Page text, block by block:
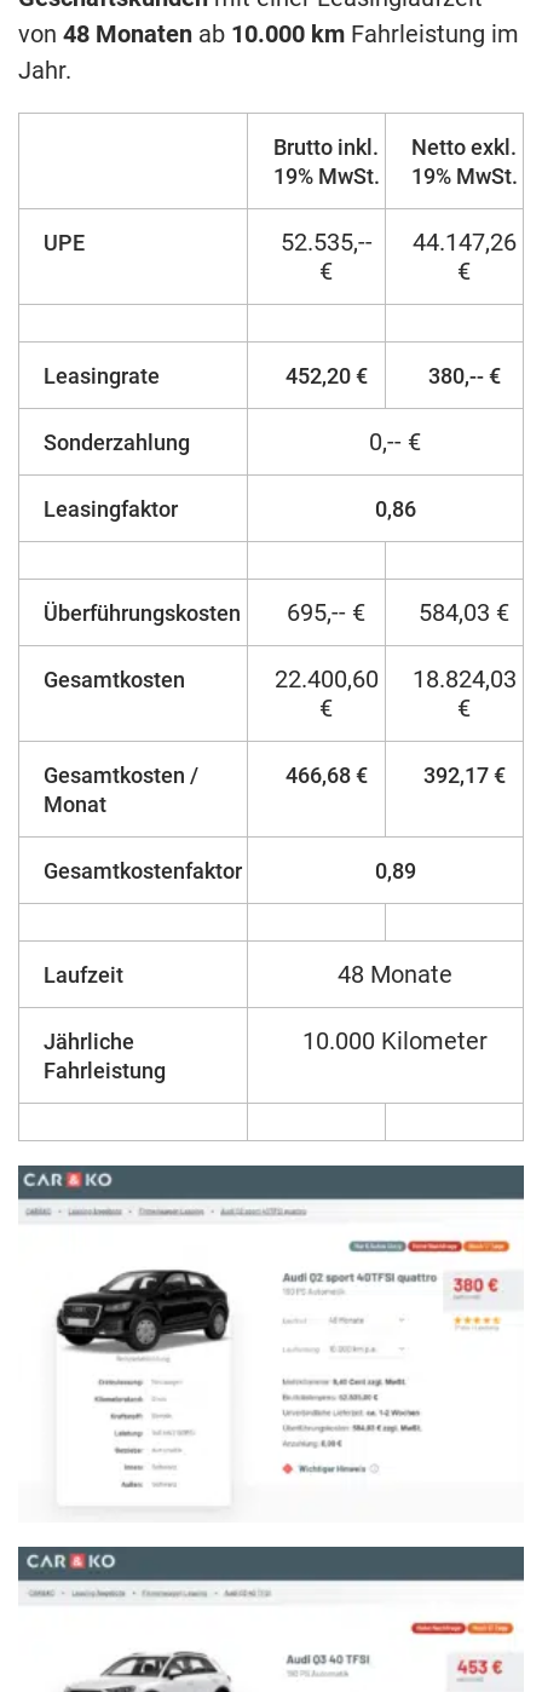
von 48 Monaten ab 10.000 km Fahrleistung im
Jahr.
Brutto inkl.
19% MwSt.
Netto exkl.
19% MwSt.
UPE
52.535,--
€
44.147,26
€
Leasingrate 452,20 € 380,-- €
Sonderzahlung 0,-- €
Leasingfaktor 0,86
Überführungskosten 695,-- € 584,03 €
Gesamtkosten
22.400,60
€
18.824,03
€
Gesamtkosten /
Monat
466,68 € 392,17 €
Gesamtkostenfaktor 0,89
Laufzeit 48 Monate
Jährliche
Fahrleistung
10.000 Kilometer